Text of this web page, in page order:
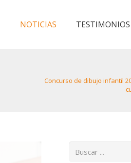
NOTICIAS TESTIMONIOS
Concurso de dibujo infantil